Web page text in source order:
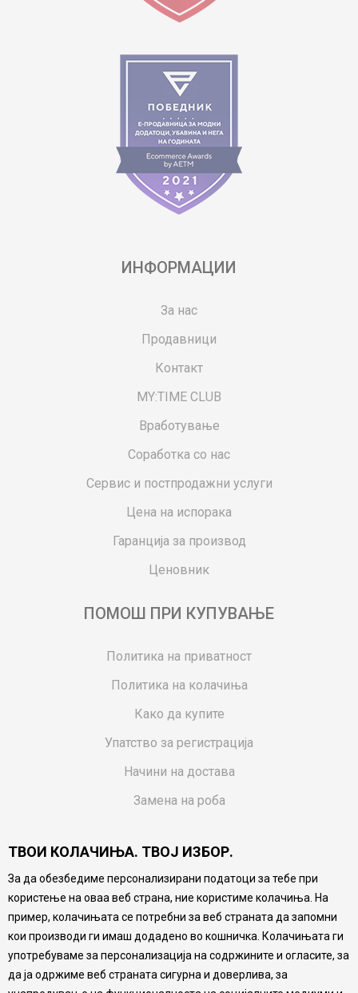
ИНФОРМАЦИИ
За нас
Продавници
Контакт
MY:TIME CLUB
Вработување
Соработка со нас
Сервис и постпродажни услуги
Цена на испорака
Гаранција за производ
Ценовник
ПОМОШ ПРИ КУПУВАЊЕ
Политика на приватност
Политика на колачиња
Како да купите
Упатство за регистрација
Начини на достава
Замена на роба
Ваучери
Product Finder
FAQs
Настојуваме да бидеме што попрецизни во описот на
производите, прикажување на слики и цени, но не
можеме да гарантираме дека сите информации се
ТВОИ КОЛАЧИЊА. ТВОЈ ИЗБОР.
За да обезбедиме персонализирани податоци за тебе при
користење на оваа веб страна, ние користиме колачиња. На
пример, колачињата се потребни за веб страната да запомни
кои производи ги имаш додадено во кошничка. Колачињата ги
употребуваме за персонализација на содржините и огласите, за
да ја одржиме веб страната сигурна и доверлива, за